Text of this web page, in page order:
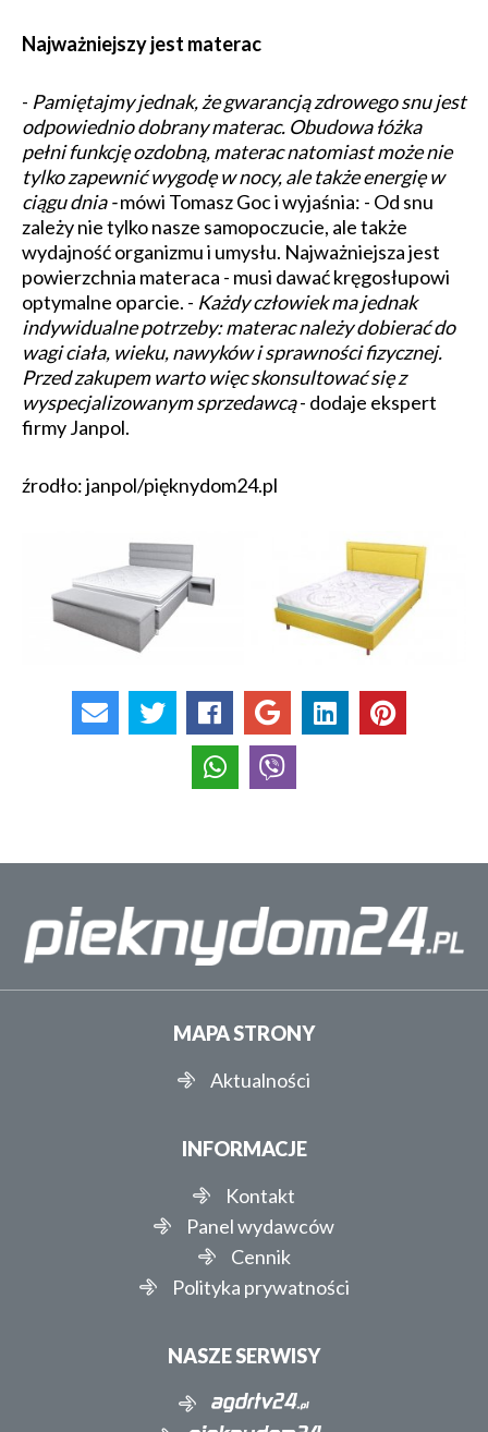
Najważniejszy jest materac
- Pamiętajmy jednak, że gwarancją zdrowego snu jest
odpowiednio dobrany materac. Obudowa łóżka
pełni funkcję ozdobną, materac natomiast może nie
tylko zapewnić wygodę w nocy, ale także energię w
ciągu dnia -mówi Tomasz Goc i wyjaśnia: - Od snu
zależy nie tylko nasze samopoczucie, ale także
wydajność organizmu i umysłu. Najważniejsza jest
powierzchnia materaca - musi dawać kręgosłupowi
optymalne oparcie. - Każdy człowiek ma jednak
indywidualne potrzeby: materac należy dobierać do
wagi ciała, wieku, nawyków i sprawności fizycznej.
Przed zakupem warto więc skonsultować się z
wyspecjalizowanym sprzedawcą- dodaje ekspert
firmy Janpol.
źrodło: janpol/pięknydom24.pl
MAPA STRONY
Aktualności
INFORMACJE
Kontakt
Panel wydawców
Cennik
Polityka prywatności
NASZE SERWISY